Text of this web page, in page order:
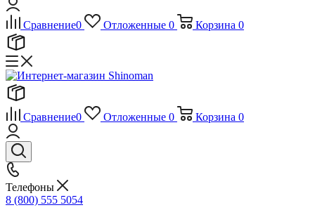
Сравнение0 Отложенные 0 Корзина 0
Сравнение0 Отложенные 0 Корзина 0
Телефоны
8 (800) 555 5054